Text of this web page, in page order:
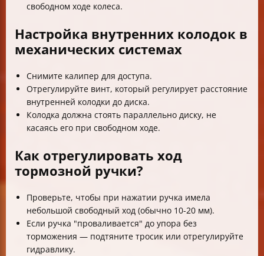
свободном ходе колеса.
Настройка внутренних колодок в
механических системах
Снимите калипер для доступа.
Отрегулируйте винт, который регулирует расстояние
внутренней колодки до диска.
Колодка должна стоять параллельно диску, не
касаясь его при свободном ходе.
Как отрегулировать ход
тормозной ручки?
Проверьте, чтобы при нажатии ручка имела
небольшой свободный ход (обычно 10-20 мм).
Если ручка "проваливается" до упора без
торможения — подтяните тросик или отрегулируйте
гидравлику.